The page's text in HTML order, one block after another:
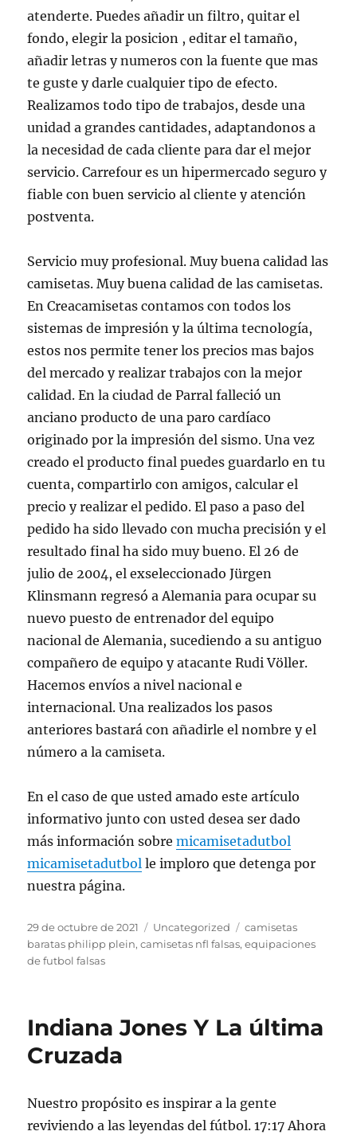
atenderte. Puedes añadir un filtro, quitar el
fondo, elegir la posicion , editar el tamaño,
añadir letras y numeros con la fuente que mas
te guste y darle cualquier tipo de efecto.
Realizamos todo tipo de trabajos, desde una
unidad a grandes cantidades, adaptandonos a
la necesidad de cada cliente para dar el mejor
servicio. Carrefour es un hipermercado seguro y
fiable con buen servicio al cliente y atención
postventa.
Servicio muy profesional. Muy buena calidad las
camisetas. Muy buena calidad de las camisetas.
En Creacamisetas contamos con todos los
sistemas de impresión y la última tecnología,
estos nos permite tener los precios mas bajos
del mercado y realizar trabajos con la mejor
calidad. En la ciudad de Parral falleció un
anciano producto de una paro cardíaco
originado por la impresión del sismo. Una vez
creado el producto final puedes guardarlo en tu
cuenta, compartirlo con amigos, calcular el
precio y realizar el pedido. El paso a paso del
pedido ha sido llevado con mucha precisión y el
resultado final ha sido muy bueno. El 26 de
julio de 2004, el exseleccionado Jürgen
Klinsmann regresó a Alemania para ocupar su
nuevo puesto de entrenador del equipo
nacional de Alemania, sucediendo a su antiguo
compañero de equipo y atacante Rudi Völler.
Hacemos envíos a nivel nacional e
internacional. Una realizados los pasos
anteriores bastará con añadirle el nombre y el
número a la camiseta.
En el caso de que usted amado este artículo
informativo junto con usted desea ser dado
más información sobremicamisetadutbol
micamisetadutbol le imploro que detenga por
nuestra página.
Publicado
el
29 de octubre de 2021 Categorías
Uncategorized Etiquetas
camisetas
baratas philipp plein,camisetas nfl falsas,equipaciones
de futbol falsas
Indiana Jones Y La última
Cruzada
Nuestro propósito es inspirar a la gente
reviviendo a las leyendas del fútbol. 17:17 Ahora